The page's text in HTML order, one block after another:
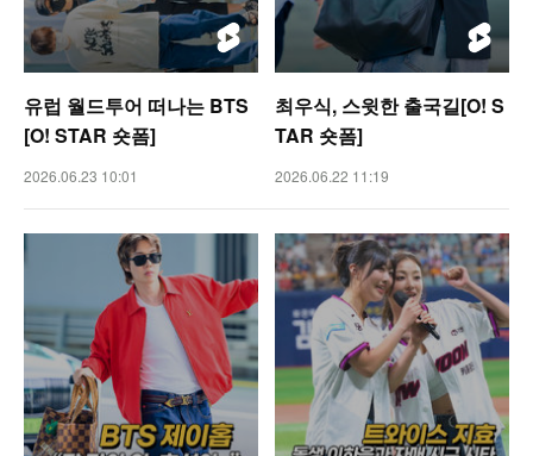
유럽 월드투어 떠나는 BTS
[O! STAR 숏폼]
2026.06.23 10:01
최우식, 스윗한 출국길[O! S
TAR 숏폼]
2026.06.22 11:19